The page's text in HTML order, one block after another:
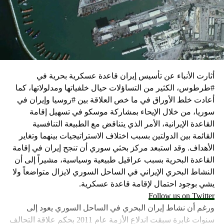
الضغوط يجب أن تتوجه إلى حماس، وليس على حكومته.
كما وقال بيان من مكتب نتنياهو إنه مصر على بقاء القوات
الإسرائيلية في محور فيلادلفيا “لمنع الإرهابيين من إعادة
التسلح”.
وفي هذا السياق، قال الكاتب والباحث السياسي الفلسطيني
جمال زقوت في حديث لـ”سكاي نيوز عربية”:
حماس ليست عقبة في المفاوضات وأي حديث من هذا
القبيل تجني على الموقف الفلسطيني.
المعضلة الأساسية هي أن نتنياهو يعرض المجتمع
الإسرائيلي والمنطقة للخطر.
حماس وافقت على الإطار الرئيسي الذي قدمه جو بايدن
وقالت إنها وافقت على تصورات يوليو.
حماس تدرك أن وقف إطلاق النار مصلحة لفلسطين
والمنطقة.
أثارت الأنباء عن تأسيس إيران قاعدة عسكرية بحرية في
#طرطوس، الكثير من التساؤلات حيال خلفياتها ومدلولاتها، كما
أعادت خلط الأوراق في ما خص العلاقة بين #روسيا وإيران في
سوريا، من خلال الإيحاء بمشاركة موسكو في تسهيل إقامة
القاعدة الإيرانية، الأمر الذي يتناقض مع الطبيعة التنافسية
القائمة بين الدولتين بسبب اختلاف الاستراتيجيات بينهما وتغاير
الأهداف. وقد استبعد مركز بحثي سوري أن تنجح إيران في إقامة
القاعدة البحرية بسبب عراقيل طبيعية وسياسية، مشيراً إلى أن
النشاط البحري الإيراني في الساحل السوري لايزال متواضعاً ولا
يشي بوجود احتمال لإقامة قاعدة عسكرية.
Follow us on Twitter
ورغم أن نشاط إيران البحري في الساحل السوري يعود إلى
سنوات غابرة سبقت اندلاع الأزمة عام 2011 بحكم علاقة التحالف